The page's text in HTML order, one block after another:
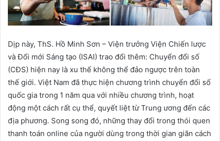
Dịp này, ThS. Hồ Minh Sơn – Viện trưởng Viện Chiến lược
và Đổi mới Sáng tạo (ISAI) trao đổi thêm: Chuyển đổi số
(CĐS) hiện nay là xu thế không thể đảo ngược trên toàn
thế giới. Việt Nam đã thực hiện chương trình chuyển đổi số
quốc gia trong 1 năm qua với nhiều chương trình, hoạt
động một cách rất cụ thể, quyết liệt từ Trung ương đến các
địa phương. Song song đó, những thay đổi trong thói quen
thanh toán online của người dùng trong thời gian giãn cách